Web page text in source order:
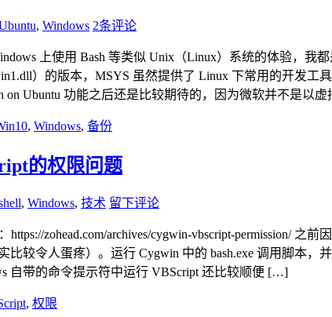
, Windows 2条评论
上使用 Bash 等类似 Unix（Linux）系统的体验，
）的版本，MSYS 虽然提供了 Linux 下常用的开发工
on Ubuntu 功能之后还是比较期待的，因为微软并不是以
, Windows, 备份
的权限问题
, Windows, 技术 留下评论
zohead.com/archives/cygwin-vbscript-permission/ 之
比较令人蛋疼）。运行 Cygwin 中的 bash.exe 调用脚本
自带的命令提示符中运行 VBScript 还比较顺便 […]
, 权限